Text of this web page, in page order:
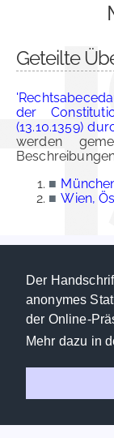
Der
anonymes
der Online-
Mehr dazu in
Geteilte
der
(13.10.1359)
werden
■
■ Wien,